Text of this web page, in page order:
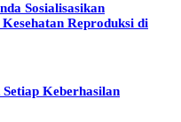
Sosialisasikan
Reproduksi di
Keberhasilan